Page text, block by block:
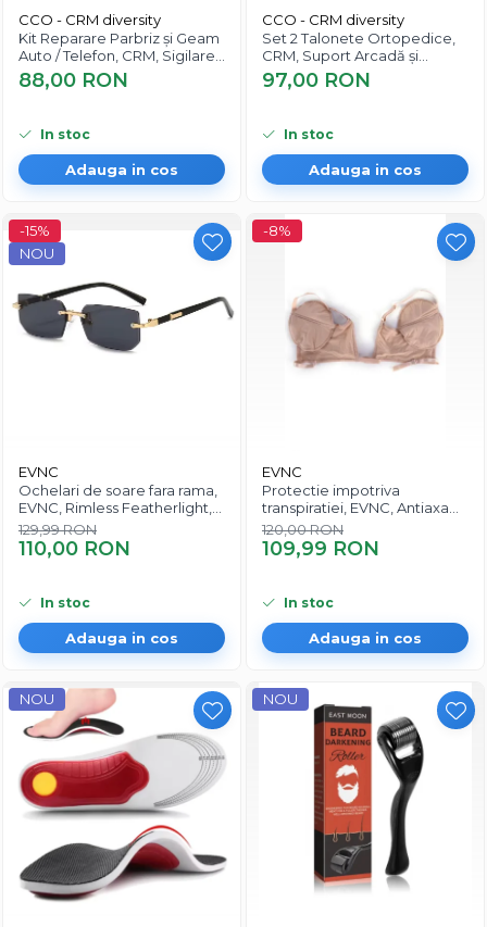
CCO - CRM diversity
Kit Reparare Parbriz și Geam
Auto / Telefon, CRM, Sigilare
Fisuri și Crapaturi, 2 ml
88,00 RON
In stoc
Adauga in cos
CCO - CRM diversity
Set 2 Talonete Ortopedice,
CRM, Suport Arcadă și
Amortizare, Negru-Albastru
97,00 RON
In stoc
Adauga in cos
-15%
NOU
EVNC
Ochelari de soare fara rama,
EVNC, Rimless Featherlight,
unisex
129,99 RON
110,00 RON
In stoc
Adauga in cos
-8%
EVNC
Protectie impotriva
transpiratiei, EVNC, Antiaxa
Shield, absoarbe eficient
transpiratia
120,00 RON
109,99 RON
In stoc
Adauga in cos
NOU NOU